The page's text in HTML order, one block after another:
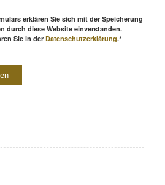
erklären Sie sich mit der Speicherung
durch diese Website einverstanden.
Sie in der Datenschutzerklärung.*